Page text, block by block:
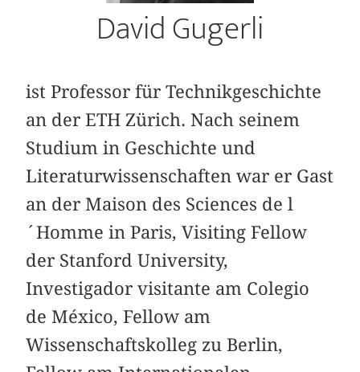
David Gugerli
ist Professor für Technikgeschichte
an der ETH Zürich. Nach seinem
Studium in Geschichte und
Literaturwissenschaften war er Gast
an der Maison des Sciences de l
´Homme in Paris, Visiting Fellow
der Stanford University,
Investigador visitante am Colegio
de México, Fellow am
Wissenschaftskolleg zu Berlin,